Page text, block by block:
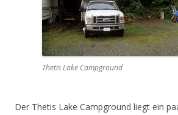
Thetis Lake Campground
Der Thetis Lake Campground liegt ein